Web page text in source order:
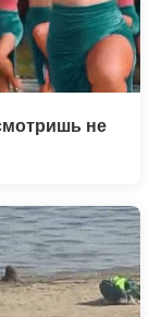
не